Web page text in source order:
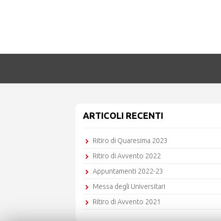
ARTICOLI RECENTI
Ritiro di Quaresima 2023
Ritiro di Avvento 2022
Appuntamenti 2022-23
Messa degli Universitari
Ritiro di Avvento 2021